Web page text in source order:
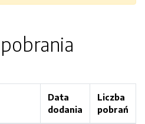
Data
dodania
Liczba
pobrań